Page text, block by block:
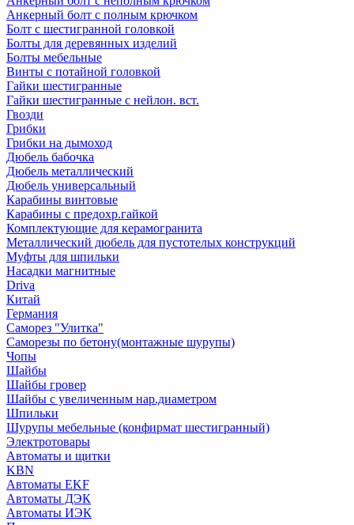
Анкерный болт с полным крючком
Болт с шестигранной головкой
Болты для деревянных изделий
Болты мебельные
Винты с потайной головкой
Гайки шестигранные
Гайки шестигранные с нейлон. вст.
Гвозди
Грибки
Грибки на дымоход
Дюбель бабочка
Дюбель металлический
Дюбель универсальный
Карабины винтовые
Карабины с предохр.гайкой
Комплектующие для керамогранита
Металлический дюбель для пустотелых конструкций
Муфты для шпильки
Насадки магнитные
Driva
Китай
Германия
Саморез "Улитка"
Саморезы по бетону(монтажные шурупы)
Чопы
Шайбы
Шайбы гровер
Шайбы с увеличенным нар.диаметром
Шпильки
Шурупы мебельные (конфирмат шестигранный)
Электротовары
Автоматы и щитки
KBN
Автоматы EKF
Автоматы ДЭК
Автоматы ИЭК